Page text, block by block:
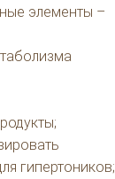
элементы –
гипертоников;